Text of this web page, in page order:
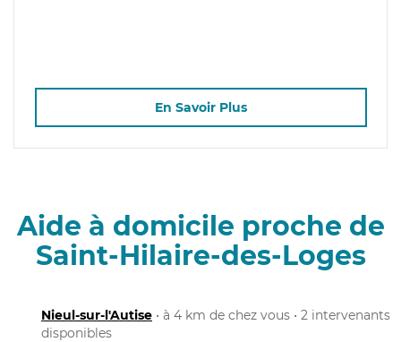
En Savoir Plus
Aide à domicile proche de
Saint-Hilaire-des-Loges
Nieul-sur-l'Autise • à 4 km de chez vous • 2 intervenants
disponibles